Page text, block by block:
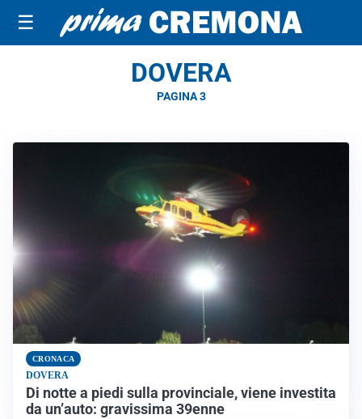
☰
DOVERA
PAGINA 3
CRONACA
DOVERA
Di notte a piedi sulla provinciale, viene investita
da un’auto: gravissima 39enne